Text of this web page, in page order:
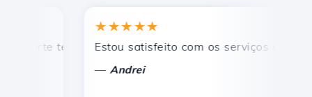
técnico rápido e eficiente.
★★★★★
Estou satisfeito com os serviços
Andrei